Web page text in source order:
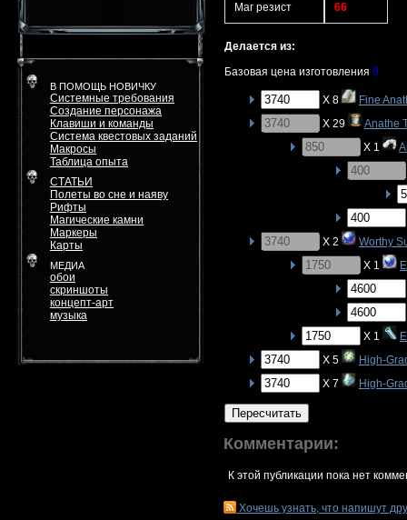
В ПОМОЩЬ НОВИЧКУ
Системные требования
Создание персонажа
Клавиши и команды
Система квестовых заданий
Макросы
Таблица опыта
СТАТЬИ
Полеты во сне и наяву
Рифты
Магические камни
Маркеры
Карты
МЕДИА
обои
скриншоты
концепт-арт
музыка
Маг резист 66
Делается из:
Базовая цена изготовления 0
X 8
Fine
X 29
Anathe
X 1
X 2
Worthy
X 1
X 1
X 5
High-
X 7
High-
Пересчитать
Комментарии:
К этой публикации пока нет
Хочешь узнать, что напишут